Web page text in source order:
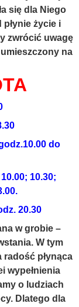
się dla Niego
życie i
zwrócić uwagę
na
do
10.30;
20.30
w grobie –
W tym
radość płynąca
wypełnienia
o ludziach
Dlatego dla